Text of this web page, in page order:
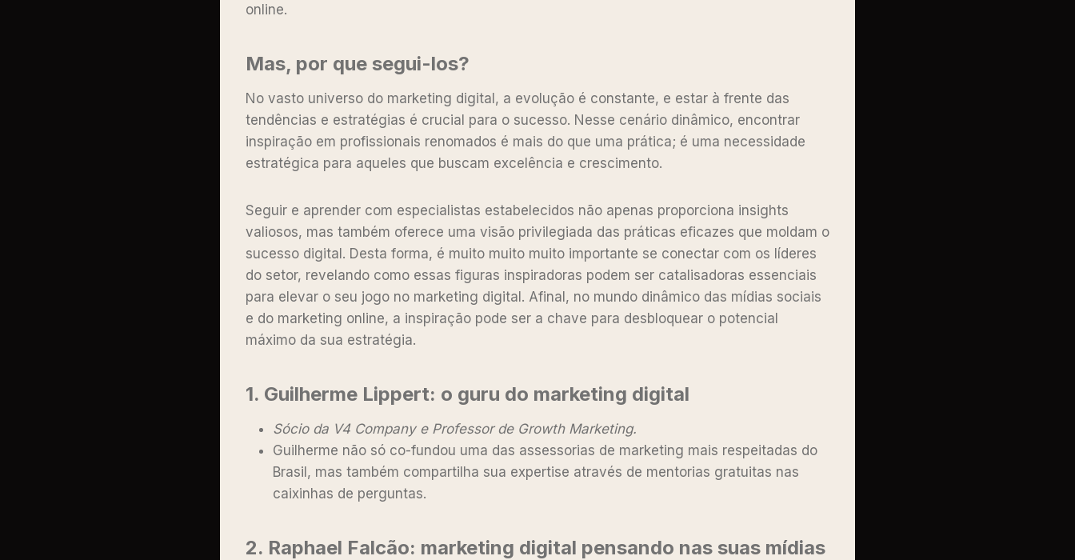
online.
Mas, por que segui-los?
No vasto universo do marketing digital, a evolução é constante, e estar à frente das
tendências e estratégias é crucial para o sucesso. Nesse cenário dinâmico, encontrar
inspiração em profissionais renomados é mais do que uma prática; é uma necessidade
estratégica para aqueles que buscam excelência e crescimento.
Seguir e aprender com especialistas estabelecidos não apenas proporciona insights
valiosos, mas também oferece uma visão privilegiada das práticas eficazes que moldam o
sucesso digital. Desta forma, é muito muito muito importante se conectar com os líderes
do setor, revelando como essas figuras inspiradoras podem ser catalisadoras essenciais
para elevar o seu jogo no marketing digital. Afinal, no mundo dinâmico das mídias sociais
e do marketing online, a inspiração pode ser a chave para desbloquear o potencial
máximo da sua estratégia.
1. Guilherme Lippert: o guru do marketing digital
Sócio da V4 Company e Professor de Growth Marketing.
Guilherme não só co-fundou uma das assessorias de marketing mais respeitadas do
Brasil, mas também compartilha sua expertise através de mentorias gratuitas nas
caixinhas de perguntas.
2. Raphael Falcão: marketing digital pensando nas suas mídias